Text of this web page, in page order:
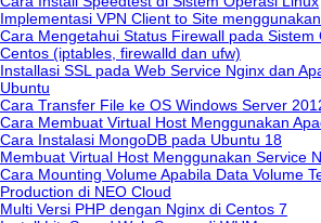
Implementasi VPN Client to Site
Cara Mengetahui Status Firewall pada Sistem
Centos (iptables, firewalld dan ufw)
Installasi SSL pada Web Service Nginx dan
Ubuntu
Cara Transfer File ke OS Windows Server
Cara Membuat Virtual Host Menggunakan
Cara Instalasi MongoDB pada Ubuntu 18
Membuat Virtual Host Menggunakan Service
Cara Mounting Volume Apabila Data Volume
Production di NEO Cloud
Multi Versi PHP dengan Nginx di Centos 7